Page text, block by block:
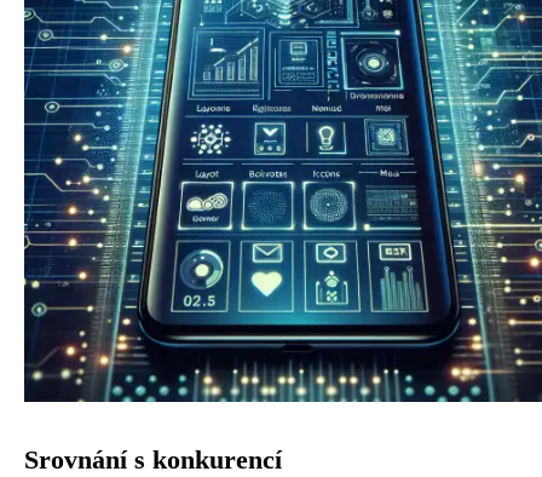
Srovnání s konkurencí